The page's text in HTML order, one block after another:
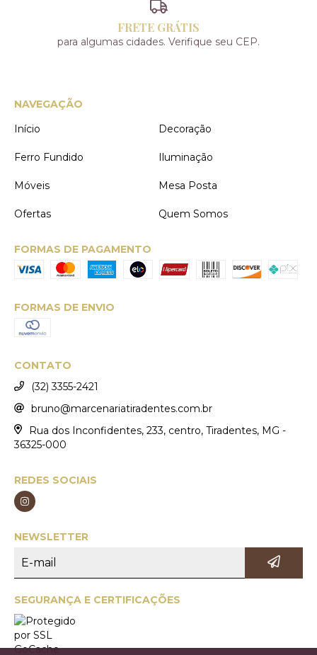
FRETE GRÁTIS
para algumas cidades. Verifique seu CEP.
NAVEGAÇÃO
Início
Decoração
Ferro Fundido Iluminação
Móveis Mesa Posta
Ofertas Quem Somos
FORMAS DE PAGAMENTO
FORMAS DE ENVIO
CONTATO
(32) 3355-2421
bruno@marcenariatiradentes.com.br
Rua dos Inconfidentes, 233, centro, Tiradentes, MG -
36325-000
REDES SOCIAIS
NEWSLETTER
SEGURANÇA E CERTIFICAÇÕES